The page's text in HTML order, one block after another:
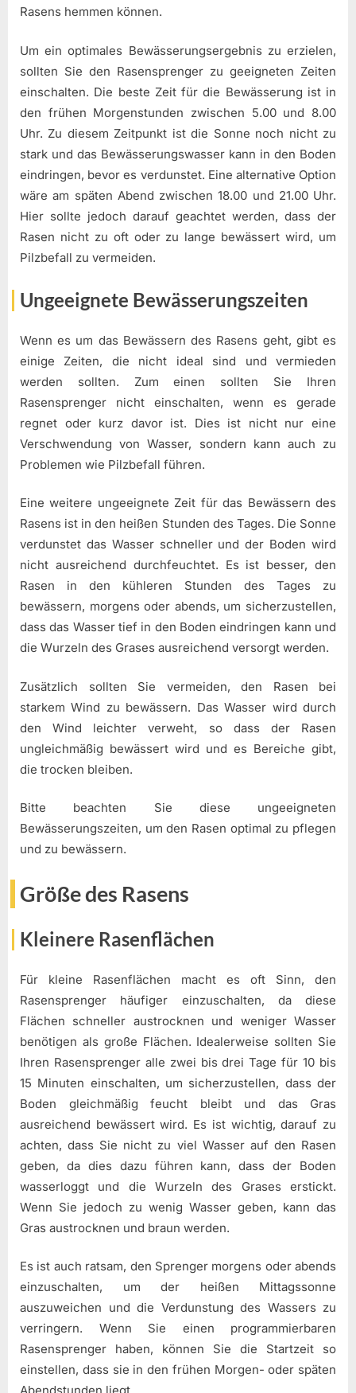
Rasens hemmen können.
Um ein optimales Bewässerungsergebnis zu erzielen,
sollten Sie den Rasensprenger zu geeigneten Zeiten
einschalten. Die beste Zeit für die Bewässerung ist in
den frühen Morgenstunden zwischen 5.00 und 8.00
Uhr. Zu diesem Zeitpunkt ist die Sonne noch nicht zu
stark und das Bewässerungswasser kann in den Boden
eindringen, bevor es verdunstet. Eine alternative Option
wäre am späten Abend zwischen 18.00 und 21.00 Uhr.
Hier sollte jedoch darauf geachtet werden, dass der
Rasen nicht zu oft oder zu lange bewässert wird, um
Pilzbefall zu vermeiden.
Ungeeignete Bewässerungszeiten
Wenn es um das Bewässern des Rasens geht, gibt es
einige Zeiten, die nicht ideal sind und vermieden
werden sollten. Zum einen sollten Sie Ihren
Rasensprenger nicht einschalten, wenn es gerade
regnet oder kurz davor ist. Dies ist nicht nur eine
Verschwendung von Wasser, sondern kann auch zu
Problemen wie Pilzbefall führen.
Eine weitere ungeeignete Zeit für das Bewässern des
Rasens ist in den heißen Stunden des Tages. Die Sonne
verdunstet das Wasser schneller und der Boden wird
nicht ausreichend durchfeuchtet. Es ist besser, den
Rasen in den kühleren Stunden des Tages zu
bewässern, morgens oder abends, um sicherzustellen,
dass das Wasser tief in den Boden eindringen kann und
die Wurzeln des Grases ausreichend versorgt werden.
Zusätzlich sollten Sie vermeiden, den Rasen bei
starkem Wind zu bewässern. Das Wasser wird durch
den Wind leichter verweht, so dass der Rasen
ungleichmäßig bewässert wird und es Bereiche gibt,
die trocken bleiben.
Bitte beachten Sie diese ungeeigneten
Bewässerungszeiten, um den Rasen optimal zu pflegen
und zu bewässern.
Größe des Rasens
Kleinere Rasenflächen
Für kleine Rasenflächen macht es oft Sinn, den
Rasensprenger häufiger einzuschalten, da diese
Flächen schneller austrocknen und weniger Wasser
benötigen als große Flächen. Idealerweise sollten Sie
Ihren Rasensprenger alle zwei bis drei Tage für 10 bis
15 Minuten einschalten, um sicherzustellen, dass der
Boden gleichmäßig feucht bleibt und das Gras
ausreichend bewässert wird. Es ist wichtig, darauf zu
achten, dass Sie nicht zu viel Wasser auf den Rasen
geben, da dies dazu führen kann, dass der Boden
wasserloggt und die Wurzeln des Grases erstickt.
Wenn Sie jedoch zu wenig Wasser geben, kann das
Gras austrocknen und braun werden.
Es ist auch ratsam, den Sprenger morgens oder abends
einzuschalten, um der heißen Mittagssonne
auszuweichen und die Verdunstung des Wassers zu
verringern. Wenn Sie einen programmierbaren
Rasensprenger haben, können Sie die Startzeit so
einstellen, dass sie in den frühen Morgen- oder späten